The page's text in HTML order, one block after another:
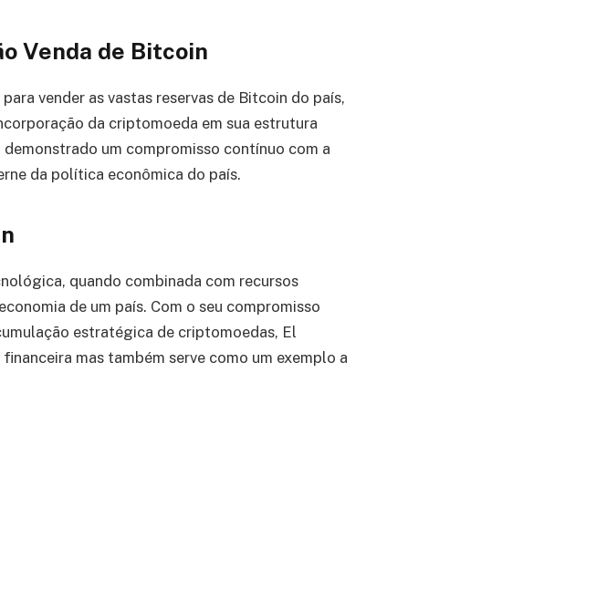
Venda de Bitcoin
vender as vastas reservas de Bitcoin do país,
da criptomoeda em sua estrutura
um compromisso contínuo com a
da política econômica do país.
quando combinada com recursos
de um país. Com o seu compromisso
estratégica de criptomoedas, El
mas também serve como um exemplo a